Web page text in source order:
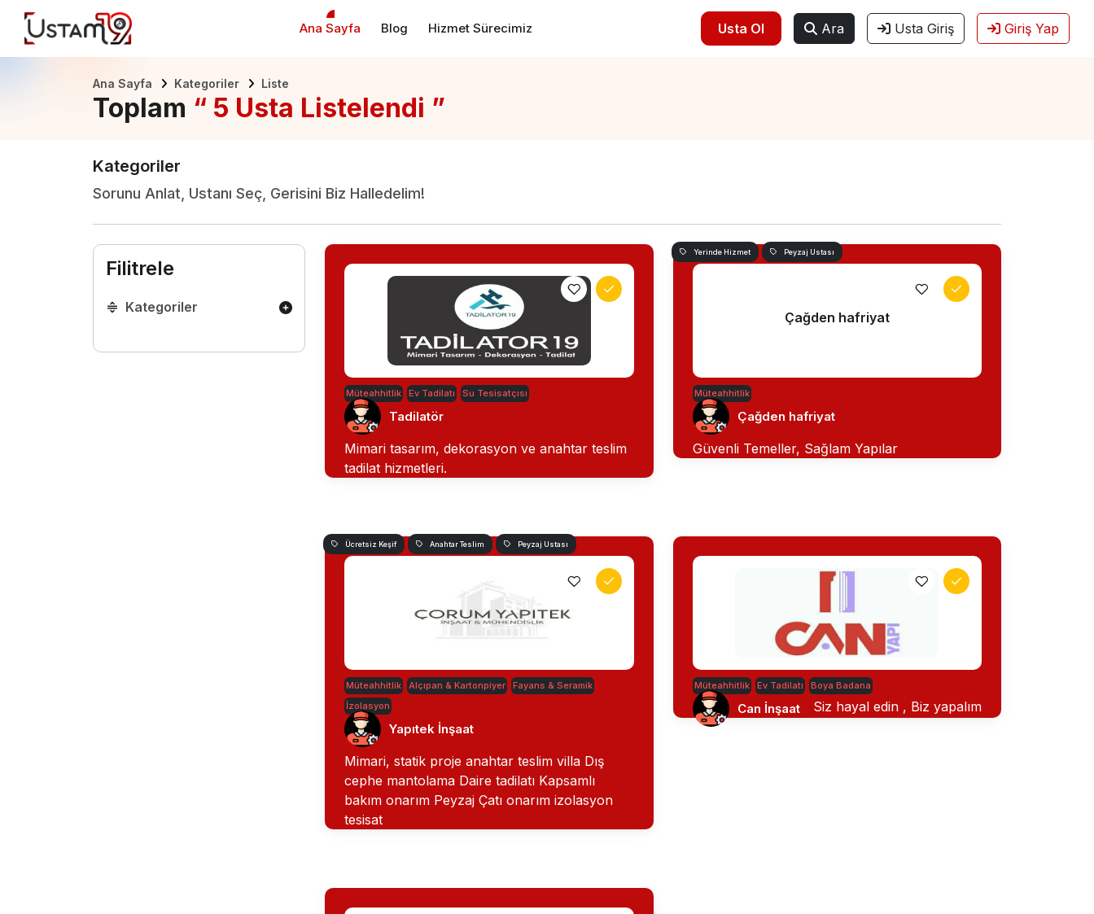
Ana Sayfa Blog Hizmet Sürecimiz Usta Ol Ara Usta Giriş Giriş Yap
Ana Sayfa Kategoriler Liste
Toplam “ 5 Usta Listelendi ”
Kategoriler
Sorunu Anlat, Ustanı Seç, Gerisini Biz Halledelim!
Filitrele
Kategoriler
Müteahhitlik Ev Tadilatı Su Tesisatçısı
Tadilatör
Mimari tasarım, dekorasyon ve anahtar teslim
tadilat hizmetleri.
Çağden hafriyat
Yerinde Hizmet Peyzaj Ustası
Müteahhitlik
Çağden hafriyat
Güvenli Temeller, Sağlam Yapılar
Ücretsiz Keşif Anahtar Teslim Peyzaj Ustası
Müteahhitlik Alçıpan & Kartonpiyer
Fayans & Seramik
İzolasyon
Yapıtek İnşaat
Mimari, statik proje anahtar teslim villa Dış
cephe mantolama Daire tadilatı Kapsamlı
bakım onarım Peyzaj Çatı onarım izolasyon
tesisat
Müteahhitlik Ev Tadilatı Boya Badana
Can İnşaat Siz hayal edin , Biz yapalım